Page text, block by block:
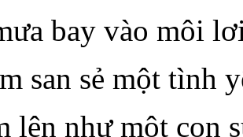
bay vào môi
san sẻ một tình
lên như một con